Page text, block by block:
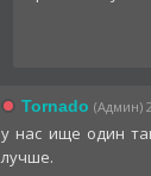
Tornado (Админ)
у нас ище один
лучше.